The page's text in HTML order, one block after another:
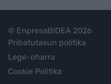
© EnpresaBIDEA 2026
Pribatutasun politika
Lege-oharra
Cookie Politika